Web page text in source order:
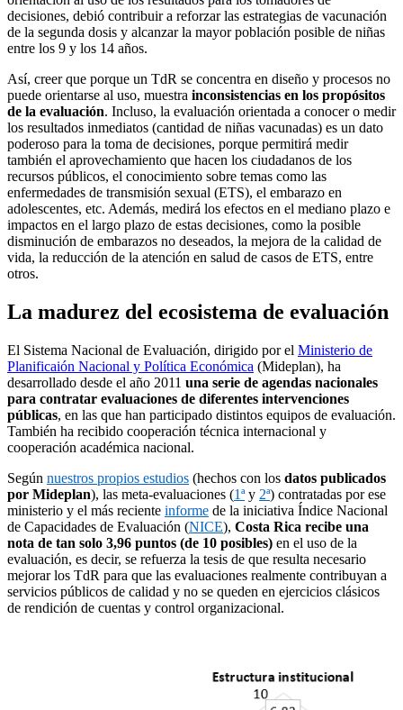
decisiones, debió contribuir a reforzar las estrategias de vacunación
de la segunda dosis y alcanzar la mayor población posible de niñas
entre los 9 y los 14 años.
Así, creer que porque un TdR se concentra en diseño y procesos no
puede orientarse al uso, muestra inconsistencias en los propósitos
de la evaluación. Incluso, la evaluación orientada a conocer o medir
los resultados inmediatos (cantidad de niñas vacunadas) es un dato
poderoso para la toma de decisiones, porque permitirá medir
también el aprovechamiento que hacen los ciudadanos de los
recursos públicos, el conocimiento sobre temas como las
enfermedades de transmisión sexual (ETS), el embarazo en
adolescentes, etc. Además, medirá los efectos en el mediano plazo e
impactos en el largo plazo de estas decisiones, como la posible
disminución de embarazos no deseados, la mejora de la calidad de
vida, la reducción de la atención en salud de casos de ETS, entre
otros.
La madurez del ecosistema de evaluación
El Sistema Nacional de Evaluación, dirigido por el Ministerio de
Planificaión Nacional y Política Económica (Mideplan), ha
desarrollado desde el año 2011 una serie de agendas nacionales
para contratar evaluaciones de diferentes intervenciones
públicas, en las que han participado distintos equipos de evaluación.
También ha recibido cooperación técnica internacional y
cooperación académica nacional.
Según nuestros propios estudios (hechos con los datos publicados
por Mideplan), las meta-evaluaciones (1ªy 2ª) contratadas por ese
ministerio y el más reciente informe de la iniciativa Índice Nacional
de Capacidades de Evaluación (NICE), Costa Rica recibe una
nota de tan solo 3,96 puntos (de 10 posibles) en el uso de la
evaluación, es decir, se refuerza la tesis de que resulta necesario
mejorar los TdR para que las evaluaciones realmente contribuyan a
servicios públicos de calidad y no se queden en ejercicios clásicos
de rendición de cuentas y control organizacional.